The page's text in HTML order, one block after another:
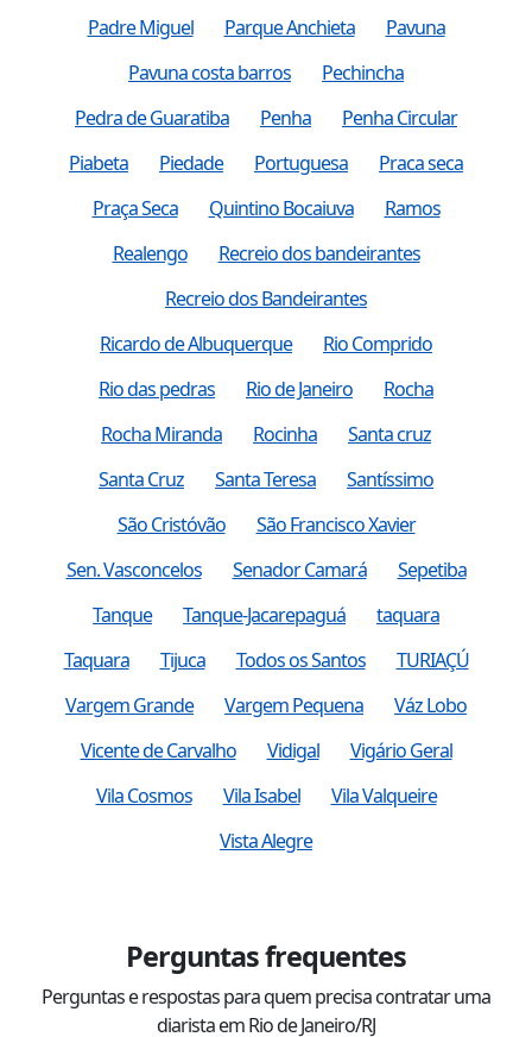
Padre Miguel Parque Anchieta
Pavuna
Pavuna costa barros
Pechincha
Pedra de Guaratiba
Penha
Penha Circular
Piabeta
Piedade Portuguesa
Praca seca
Praça Seca
Quintino Bocaiuva
Ramos
Realengo
Recreio dos bandeirantes
Recreio dos Bandeirantes
Ricardo de Albuquerque
Rio Comprido
Rio das pedras
Rio de Janeiro
Rocha
Rocha Miranda
Rocinha
Santa cruz
Santa Cruz
Santa Teresa
Santíssimo
São Cristóvão
São Francisco Xavier
Sen. Vasconcelos
Senador Camará
Sepetiba
Tanque
Tanque-Jacarepaguá
taquara
Taquara
Tijuca Todos os Santos
TURIAÇÚ
Vargem Grande
Vargem Pequena
Váz Lobo
Vicente de Carvalho
Vidigal
Vigário Geral
Vila Cosmos
Vila Isabel
Vila Valqueire
Vista Alegre
Perguntas frequentes
Perguntas e respostas para quem precisa contratar uma
diarista em Rio de Janeiro/RJ